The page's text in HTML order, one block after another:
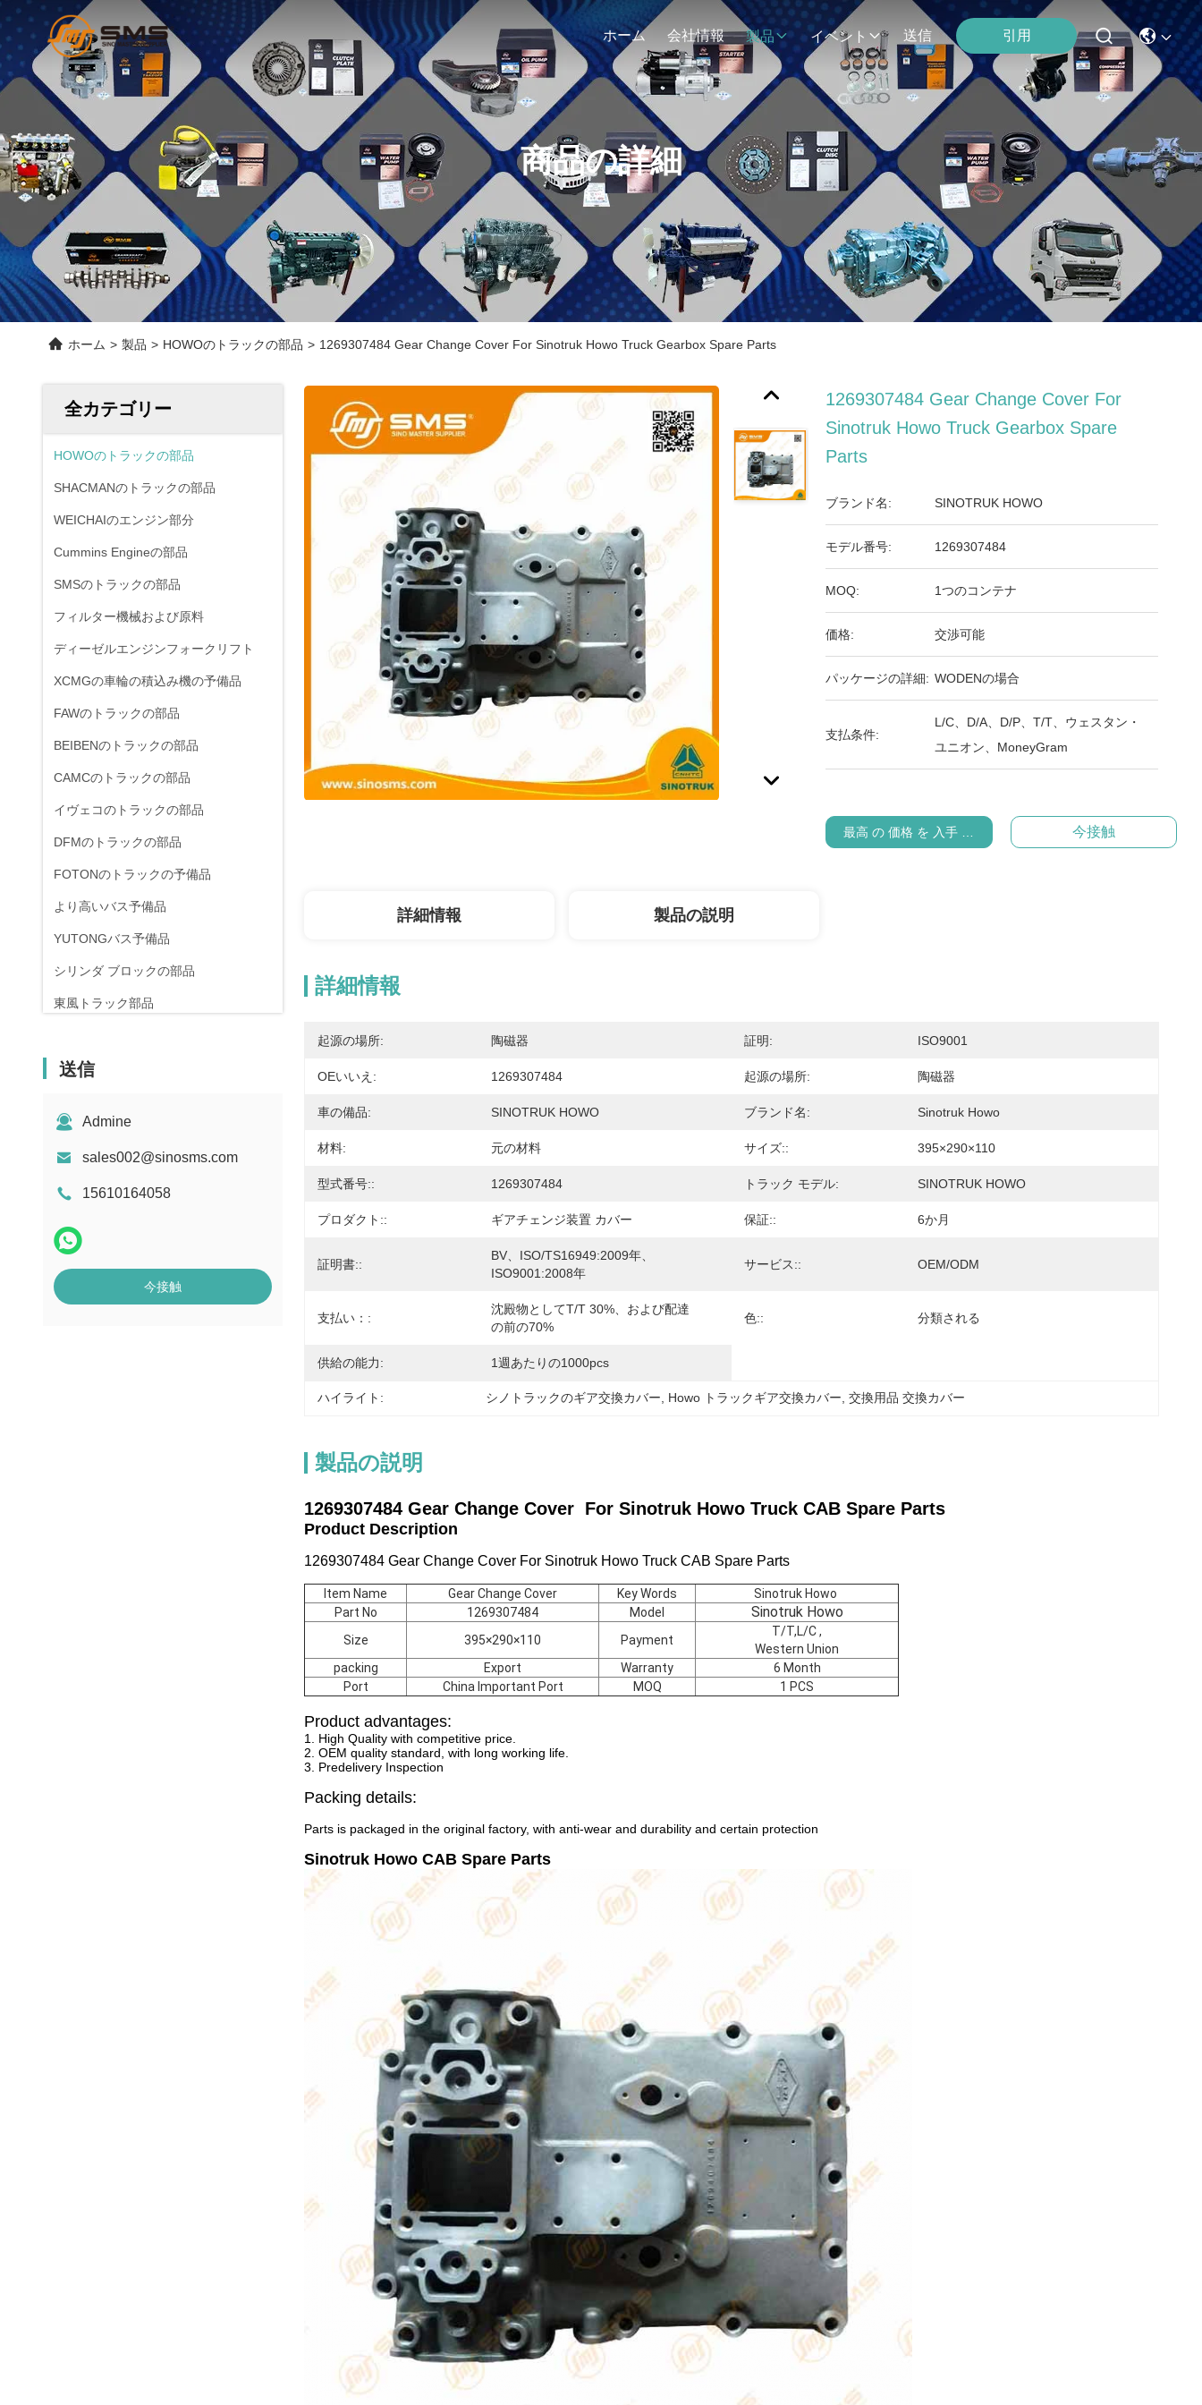
ホーム 会社情報 製品 イベント 送信 引用
商品の詳細
ホーム > 製品 > HOWOのトラックの部品 > 1269307484 Gear Change Cover For Sinotruk Howo Truck Gearbox Spare Parts
全カテゴリー
HOWOのトラックの部品
SHACMANのトラックの部品
WEICHAIのエンジン部分
Cummins Engineの部品
SMSのトラックの部品
フィルター機械および原料
ディーゼルエンジンフォークリフト
XCMGの車輪の積込み機の予備品
FAWのトラックの部品
BEIBENのトラックの部品
CAMCのトラックの部品
イヴェコのトラックの部品
DFMのトラックの部品
FOTONのトラックの予備品
より高いバス予備品
YUTONGバス予備品
シリンダ ブロックの部品
東風トラック部品
送信
Admine
sales002@sinosms.com
15610164058
今接触
1269307484 Gear Change Cover For
Sinotruk Howo Truck Gearbox Spare
Parts
ブランド名: SINOTRUK HOWO
モデル番号: 1269307484
MOQ: 1つのコンテナ
価格: 交渉可能
パッケージの詳細: WODENの場合
支払条件:
L/C、D/A、D/P、T/T、ウェスタン・
ユニオン、MoneyGram
最高 の 価格 を 入手 する 今接触
詳細情報 製品の説明
詳細情報
起源の場所: 陶磁器 証明: ISO9001
OEいいえ: 1269307484 起源の場所: 陶磁器
車の備品: SINOTRUK HOWO ブランド名: Sinotruk Howo
材料: 元の材料 サイズ:: 395×290×110
型式番号:: 1269307484 トラック モデル: SINOTRUK HOWO
プロダクト:: ギアチェンジ装置 カバー 保証:: 6か月
証明書::
BV、ISO/TS16949:2009年、
ISO9001:2008年
サービス:: OEM/ODM
支払い：:
沈殿物としてT/T 30%、および配達
の前の70%
色:: 分類される
供給の能力: 1週あたりの1000pcs
ハイライト: シノトラックのギア交換カバー Howo トラックギア交換カバー , 交換用品 交換カバー
製品の説明
1269307484 Gear Change Cover For Sinotruk Howo Truck CAB Spare Parts
Product Description
1269307484 Gear Change Cover For Sinotruk Howo Truck CAB Spare Parts
Item Name Gear Change Cover Key Words
Sinotruk Howo
Part No
1269307484 Model Sinotruk Howo
Size 395×290×110 Payment
T/T,L/C ,
Western Union
packing
Export Warranty
6 Month
Port
China Important Port MOQ 1 PCS
Product advantages:
1. High Quality with competitive price.
2. OEM quality standard, with long working life.
3. Predelivery Inspection
Packing details:
Parts is packaged in the original factory, with anti-wear and durability and certain protection
Sinotruk Howo CAB Spare Parts